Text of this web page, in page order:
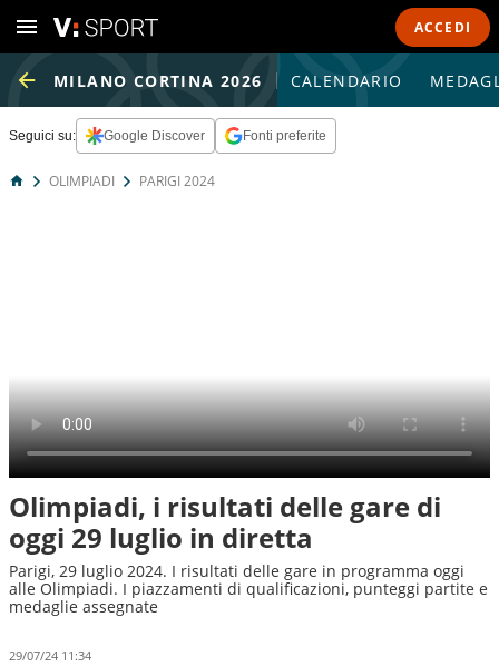
ACCEDI
MILANO CORTINA 2026 CALENDARIO
Seguici su: Google Discover Fonti preferite
OLIMPIADI PARIGI 2024
Olimpiadi, i risultati delle gare di
oggi 29 luglio in diretta
Parigi, 29 luglio 2024. I risultati delle gare in programma oggi
alle Olimpiadi. I piazzamenti di qualificazioni, punteggi partite e
medaglie assegnate
29/07/24 11:34